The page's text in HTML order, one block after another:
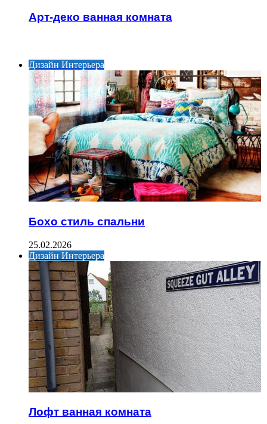
Арт-деко ванная комната
Дизайн Интерьера
Бохо стиль спальни
25.02.2026
Дизайн Интерьера
Лофт ванная комната